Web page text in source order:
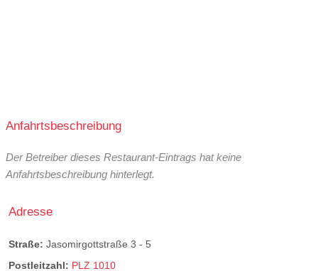
Anfahrtsbeschreibung
Der Betreiber dieses Restaurant-Eintrags hat keine
Anfahrtsbeschreibung hinterlegt.
Adresse
Straße: Jasomirgottstraße 3 - 5
Postleitzahl: PLZ 1010